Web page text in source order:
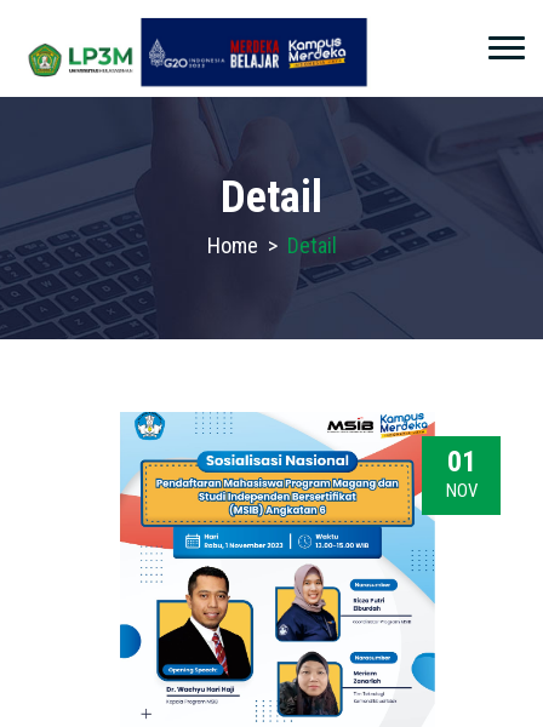
Detail
Home > Detail
01
NOV